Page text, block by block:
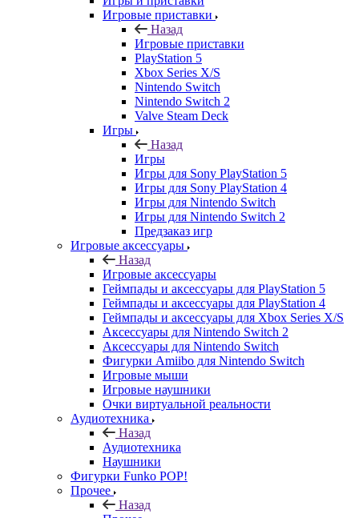
Игровые приставки
Назад
Игровые приставки
PlayStation 5
Xbox Series X/S
Nintendo Switch
Nintendo Switch 2
Valve Steam Deck
Игры
Назад
Игры
Игры для Sony PlayStation 5
Игры для Sony PlayStation 4
Игры для Nintendo Switch
Игры для Nintendo Switch 2
Предзаказ игр
Игровые аксессуары
Назад
Игровые аксессуары
Геймпады и аксессуары для PlayStation 5
Геймпады и аксессуары для PlayStation 4
Геймпады и аксессуары для Xbox Series X/S
Аксессуары для Nintendo Switch 2
Аксессуары для Nintendo Switch
Фигурки Amiibo для Nintendo Switch
Игровые мыши
Игровые наушники
Очки виртуальной реальности
Аудиотехника
Назад
Аудиотехника
Наушники
Фигурки Funko POP!
Прочее
Назад